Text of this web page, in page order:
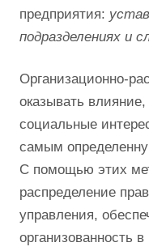
предприятия:
подразделениях и
Организационно-
оказывать
социальные
самым
С помощью этих
распределение
управления,
организованность